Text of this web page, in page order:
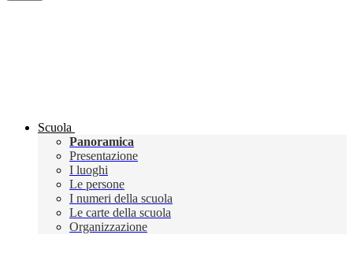
Scuola
Panoramica
Presentazione
I luoghi
Le persone
I numeri della scuola
Le carte della scuola
Organizzazione